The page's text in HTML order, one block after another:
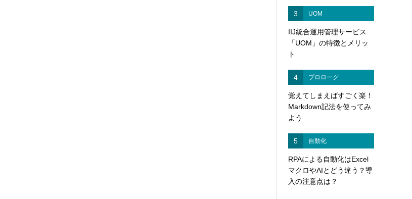
3 UOM
IIJ統合運用管理サービス
「UOM」の特徴とメリッ
ト
4 プロローグ
覚えてしまえばすごく楽！
Markdown記法を使ってみ
よう
5 自動化
RPAによる自動化はExcel
マクロやAIとどう違う？導
入の注意点は？